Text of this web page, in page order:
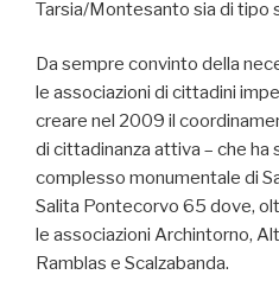
Tarsia/Montesanto sia di tipo
Da sempre convinto della
le associazioni di cittadini
creare nel 2009 il
di cittadinanza attiva – che ha
complesso monumentale di
Salita Pontecorvo 65 dove,
le associazioni Archintorno,
Ramblas e Scalzabanda.